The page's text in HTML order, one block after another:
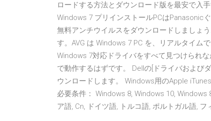
ロードする方法とダウンロード版を最安で入
Windows 7 プリインストールPCはPanasonic
無料アンチウイルスをダウンロードしましょ
す。AVG は Windows 7 PC を、リアルタイム
Windows 7対応ドライバをすべて見つけられ
で動作するはずです。 Dellの[ドライバおよび
ウンロードします。 Windows用のApple
必要条件： Windows 8, Windows 10,
ア語, Cn, ドイツ語, トルコ語, ポルトガル語,